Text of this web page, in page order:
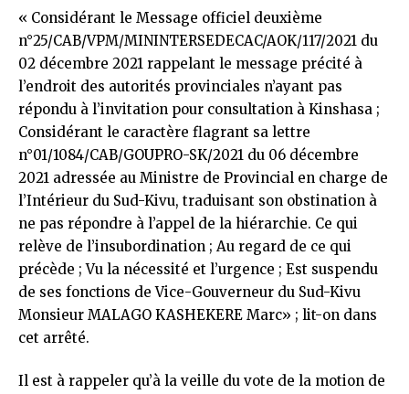
« Considérant le Message officiel deuxième
n°25/CAB/VPM/MININTERSEDECAC/AOK/117/2021 du
02 décembre 2021 rappelant le message précité à
l’endroit des autorités provinciales n’ayant pas
répondu à l’invitation pour consultation à Kinshasa ;
Considérant le caractère flagrant sa lettre
n°01/1084/CAB/GOUPRO-SK/2021 du 06 décembre
2021 adressée au Ministre de Provincial en charge de
l’Intérieur du Sud-Kivu, traduisant son obstination à
ne pas répondre à l’appel de la hiérarchie. Ce qui
relève de l’insubordination ; Au regard de ce qui
précède ; Vu la nécessité et l’urgence ; Est suspendu
de ses fonctions de Vice-Gouverneur du Sud-Kivu
Monsieur MALAGO KASHEKERE Marc» ; lit-on dans
cet arrêté.
Il est à rappeler qu’à la veille du vote de la motion de